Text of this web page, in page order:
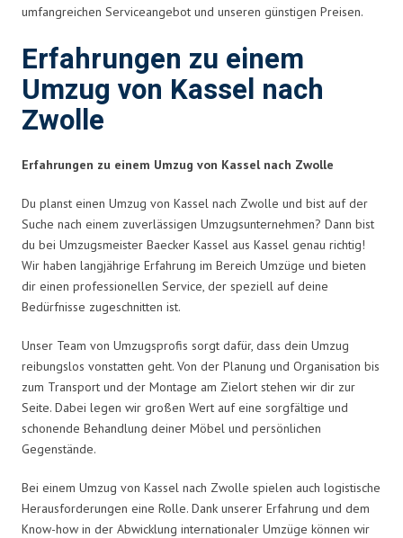
umfangreichen Serviceangebot und unseren günstigen Preisen.
Erfahrungen zu einem
Umzug von Kassel nach
Zwolle
Erfahrungen zu einem Umzug von Kassel nach Zwolle
Du planst einen Umzug von Kassel nach Zwolle und bist auf der
Suche nach einem zuverlässigen Umzugsunternehmen? Dann bist
du bei Umzugsmeister Baecker Kassel aus Kassel genau richtig!
Wir haben langjährige Erfahrung im Bereich Umzüge und bieten
dir einen professionellen Service, der speziell auf deine
Bedürfnisse zugeschnitten ist.
Unser Team von Umzugsprofis sorgt dafür, dass dein Umzug
reibungslos vonstatten geht. Von der Planung und Organisation bis
zum Transport und der Montage am Zielort stehen wir dir zur
Seite. Dabei legen wir großen Wert auf eine sorgfältige und
schonende Behandlung deiner Möbel und persönlichen
Gegenstände.
Bei einem Umzug von Kassel nach Zwolle spielen auch logistische
Herausforderungen eine Rolle. Dank unserer Erfahrung und dem
Know-how in der Abwicklung internationaler Umzüge können wir